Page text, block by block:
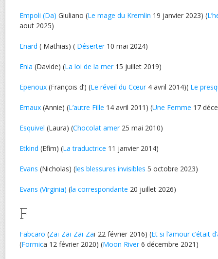
Empoli (Da) Giuliano (Le mage du Kremlin 19 janvier 2023) (
aout 2025)
Enard ( Mathias) ( Déserter10 mai 2024)
Enia (Davide) (La loi de la mer15 juillet 2019)
Epenoux (François d’) (Le réveil du Cœur4 avril 2014)( Le
Ernaux (Annie) (L’autre Fille 14 avril 2011) (Une Femme 17
Esquivel (Laura) (Chocolat amer25 mai 2010)
Etkind (Efim) (La traductrice 11 janvier 2014)
Evans (Nicholas) (les blessures invisibles 5 octobre 2023)
Evans (Virginia) (la correspondante 20 juillet 2026)
F
Fabcaro (Zaï Zaï Zaï Zaï 22 février 2016) (Et si l’amour c’était
(Formica 12 février 2020) (Moon River6 décembre 2021)